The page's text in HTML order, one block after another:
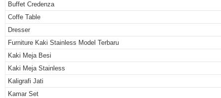
Buffet Credenza
Coffe Table
Dresser
Furniture Kaki Stainless Model Terbaru
Kaki Meja Besi
Kaki Meja Stainless
Kaligrafi Jati
Kamar Set